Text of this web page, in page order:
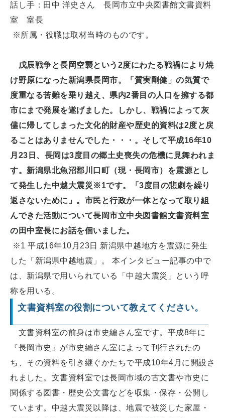
話し手：田中 洋史さん 長岡市立中央図書館文書資料
室 室長
※所属・役職は取材当時のものです。
戊辰戦争と長岡空襲という2度にわたる戦禍により焼
け野原になった新潟県長岡市。「質実剛健」の気質で
度重なる苦難を乗り越え、県内2番目の人口を擁する都
市にまで発展を遂げました。しかし、戦禍によって灰
儘に帰してしまった文化的財産や歴史的資料は2度と戻
ることはありませんでした・・・。そして平成16年10
月23日、長岡は3度目の郷土史喪失の危機に見舞われま
す。新潟県北魚沼郡川口町（現・長岡市）を震源とし
て発生した中越大震災※1です。「3度目の悲劇を繰り
返さないために」。市民と行政が一体となって取り組
んできた活動について長岡市立中央図書館文書資料室
の田中室長にお話を個いました。
※1 平成16年10月23日 新潟県中越地方を震源に発生
した「新潟県中越地震」。 本インタビュー記事の中で
は、新潟県で用いられている「中越大震災」という呼
称を用いる。
文書資料室の役割について教えてください。
文書資料室の前身は市史編さん室です。平成8年に
『長岡市史』が市史編さん室によって刊行されたの
ち、その資料を引き継ぐかたちで平成10年4月に開設さ
れました。文書資料室では長岡市域の古文書や市史に
関係する図書・歴史公文書などを収集・保存・公開し
ています。中越大震災以降は、地震で被災した家屋・